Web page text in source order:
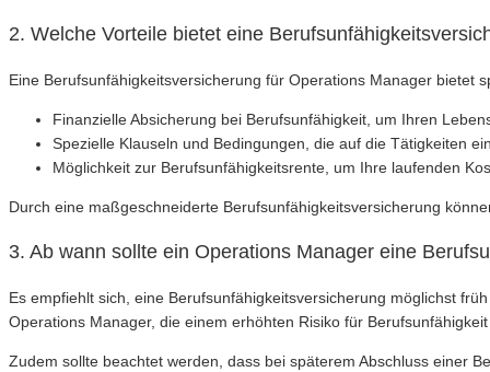
2. Welche Vorteile bietet eine
Eine Berufsunfähigkeitsversicherung für Operations Manager bietet
Finanzielle Absicherung bei Berufsunfähigkeit, um Ihren
Spezielle Klauseln und Bedingungen, die auf die Tätigkeiten
Möglichkeit zur Berufsunfähigkeitsrente, um Ihre laufenden
Durch eine maßgeschneiderte Berufsunfähigkeitsversicherung
3. Ab wann sollte ein Operations Manager eine
Es empfiehlt sich, eine Berufsunfähigkeitsversicherung möglichst
Operations Manager, die einem erhöhten Risiko für
Zudem sollte beachtet werden, dass bei späterem Abschluss einer